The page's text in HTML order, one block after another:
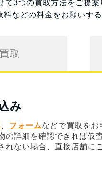
3つの買取方法をご提案
などの料金をお願いす
取
み
フォームなどで買取をお
の詳細を確認できれば仮
れない場合、直接店舗に